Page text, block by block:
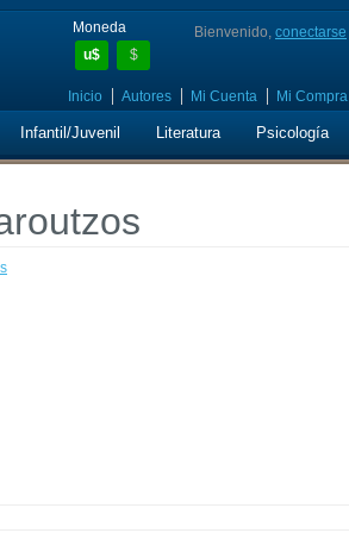
Moneda
u$
$
Bienvenido, conectarse
Inicio Autores Mi Cuenta Mi Compra
Infantil/Juvenil Literatura Psicología